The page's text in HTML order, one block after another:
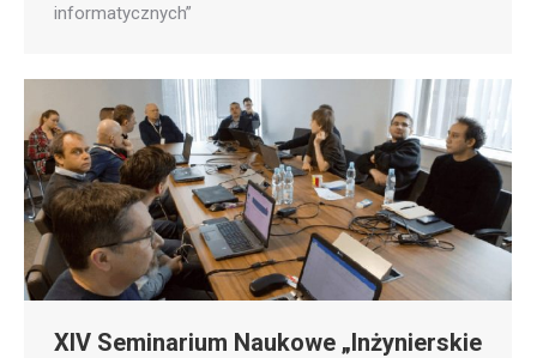
informatycznych”
XIV Seminarium Naukowe „Inżynierskie